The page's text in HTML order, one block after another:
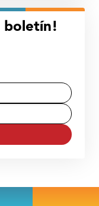
boletín!